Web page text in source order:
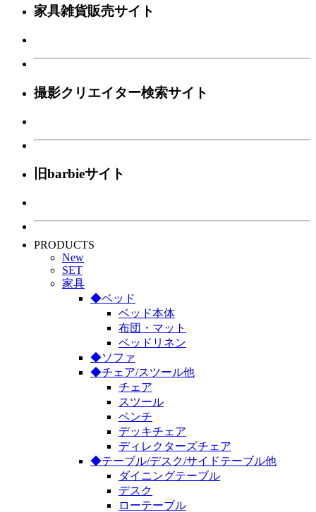
家具雑貨販売サイト
撮影クリエイター検索サイト
旧barbieサイト
PRODUCTS
New
SET
家具
◆ベッド
ベッド本体
布団・マット
ベッドリネン
◆ソファ
◆チェア/スツール他
チェア
スツール
ベンチ
デッキチェア
ディレクターズチェア
◆テーブル/デスク/サイドテーブル他
ダイニングテーブル
デスク
ローテーブル